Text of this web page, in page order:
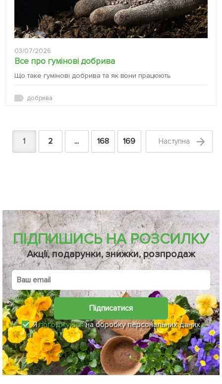
03/07/2026
Все про гумінові добрива
Що таке гумінові добрива та як вони працюють
добрива
1 2 ... 168 169 Наступна
ПІДПИШИСЬ НА РОЗСИЛКУ
Акції, подарунки, знижки, розпродаж
Підписатися
Япогоджуюсяна обробку персональних даних